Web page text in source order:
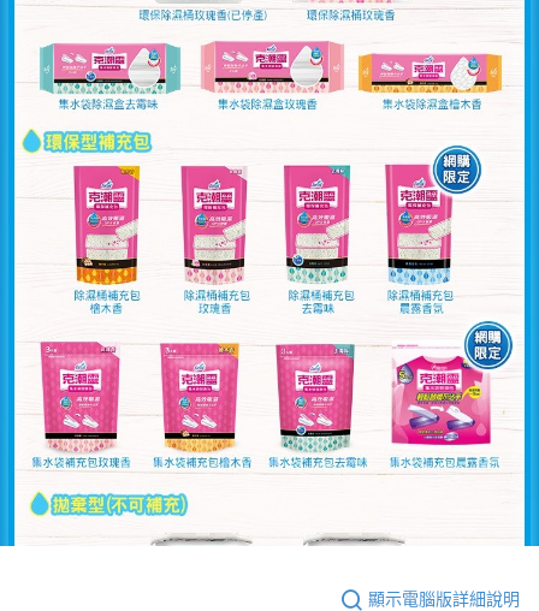
顯示電腦版詳細說明